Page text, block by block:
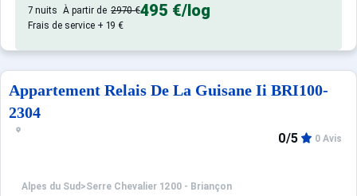
7 nuits À partir de 2970 €495 €/log
Frais de service + 19 €
Appartement Relais De La Guisane Ii BRI100-
2304
Alpes du Sud >Serre Chevalier 1200 - Briançon
0/5 0 Avis